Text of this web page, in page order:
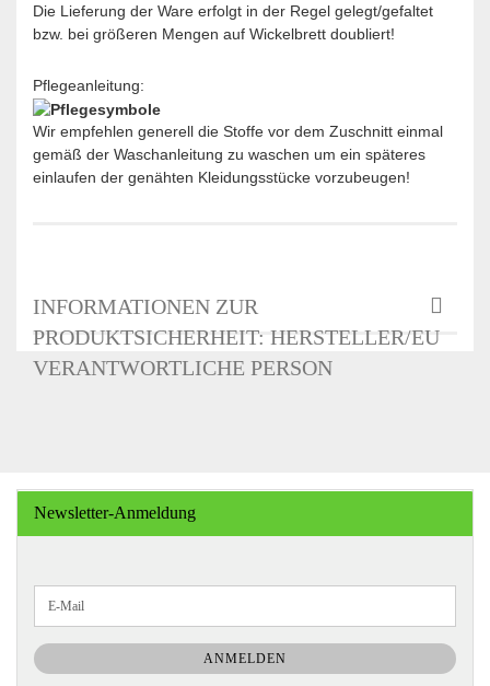
Die Lieferung der Ware erfolgt in der Regel gelegt/gefaltet
bzw. bei größeren Mengen auf Wickelbrett doubliert!
Pflegeanleitung:
Wir empfehlen generell die Stoffe vor dem Zuschnitt einmal
gemäß der Waschanleitung zu waschen um ein späteres
einlaufen der genähten Kleidungsstücke vorzubeugen!
INFORMATIONEN ZUR
PRODUKTSICHERHEIT: HERSTELLER/EU
VERANTWORTLICHE PERSON
Newsletter-Anmeldung
ZUR
NEWSLETTER-
ANMELDUNG
E-
Mail
ANMELDEN